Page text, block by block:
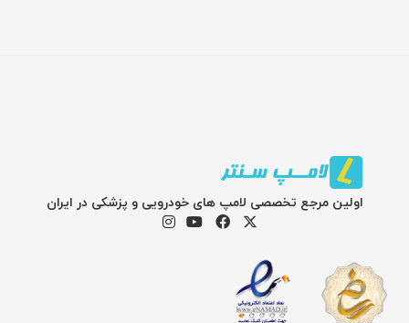
اولین مرجع تخصصی لامپ های خودرویی و پزشکی در ایران